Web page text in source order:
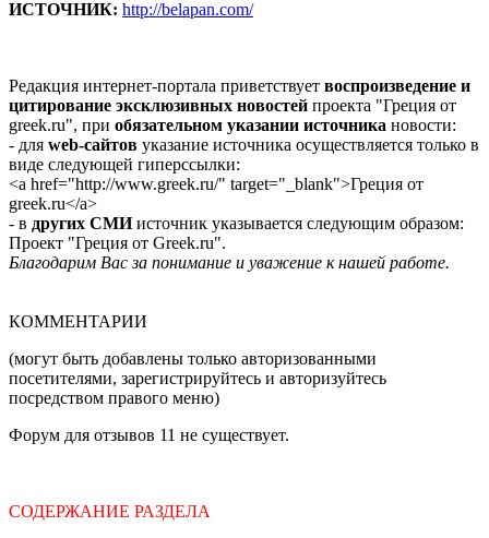
ИСТОЧНИК: http://belapan.com/
Редакция интернет-портала приветствует воспроизведение и
цитирование эксклюзивных новостей проекта "Греция от
greek.ru", при обязательном указании источника новости:
- для web-сайтов указание источника осуществляется только в
виде следующей гиперссылки:
<a href="http://www.greek.ru/" target="_blank">Греция от
greek.ru</a>
- в других СМИисточник указывается следующим образом:
Проект "Греция от Greek.ru".
Благодарим Вас за понимание и уважение к нашей работе.
КОММЕНТАРИИ
(могут быть добавлены только авторизованными
посетителями, зарегистрируйтесь и авторизуйтесь
посредством правого меню)
Форум для отзывов 11 не существует.
СОДЕРЖАНИЕ РАЗДЕЛА